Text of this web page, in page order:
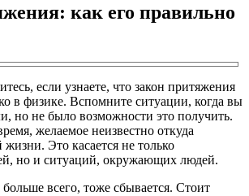
как его правильно
если узнаете, что закон притяжения
в физике. Вспомните ситуации, когда вы
но не было возможности это получить.
желаемое неизвестно откуда
Это касается не только
но и ситуаций, окружающих людей.
всего, тоже сбывается. Стоит